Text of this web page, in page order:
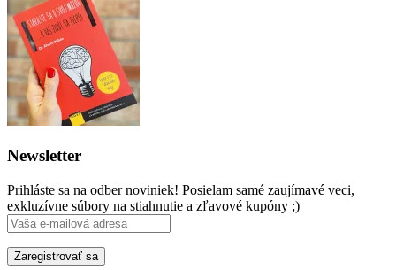
Newsletter
Prihláste sa na odber noviniek! Posielam samé zaujímavé veci,
exkluzívne súbory na stiahnutie a zľavové kupóny ;)